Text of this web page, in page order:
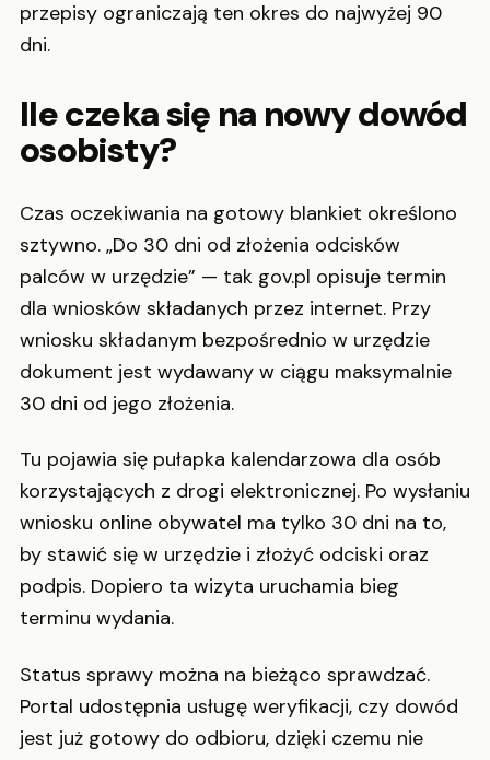
przepisy ograniczają ten okres do najwyżej 90
dni.
Ile czeka się na nowy dowód
osobisty?
Czas oczekiwania na gotowy blankiet określono
sztywno. „Do 30 dni od złożenia odcisków
palców w urzędzie” — tak gov.pl opisuje termin
dla wniosków składanych przez internet. Przy
wniosku składanym bezpośrednio w urzędzie
dokument jest wydawany w ciągu maksymalnie
30 dni od jego złożenia.
Tu pojawia się pułapka kalendarzowa dla osób
korzystających z drogi elektronicznej. Po wysłaniu
wniosku online obywatel ma tylko 30 dni na to,
by stawić się w urzędzie i złożyć odciski oraz
podpis. Dopiero ta wizyta uruchamia bieg
terminu wydania.
Status sprawy można na bieżąco sprawdzać.
Portal udostępnia usługę weryfikacji, czy dowód
jest już gotowy do odbioru, dzięki czemu nie